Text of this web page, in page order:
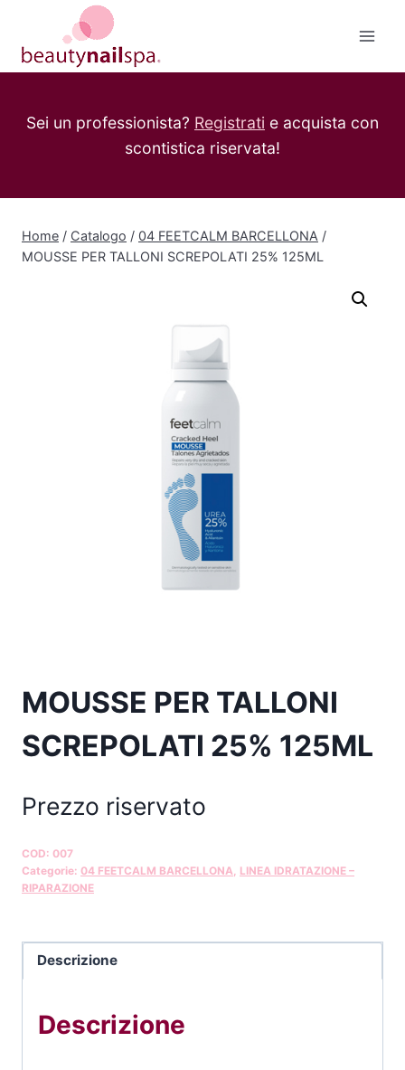
contenuto
Sei un professionista? Registrati e acquista con
scontistica riservata!
Home / Catalogo / 04 FEETCALM BARCELLONA /
MOUSSE PER TALLONI SCREPOLATI 25% 125ML
MOUSSE PER TALLONI
SCREPOLATI 25% 125ML
Prezzo riservato
COD: 007
Categorie: 04 FEETCALM BARCELLONA LINEA IDRATAZIONE –
RIPARAZIONE
Descrizione
Descrizione